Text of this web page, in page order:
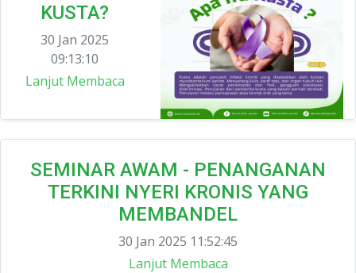
KUSTA?
30 Jan 2025
09:13:10
Lanjut Membaca
SEMINAR AWAM - PENANGANAN
TERKINI NYERI KRONIS YANG
MEMBANDEL
30 Jan 2025 11:52:45
Lanjut Membaca